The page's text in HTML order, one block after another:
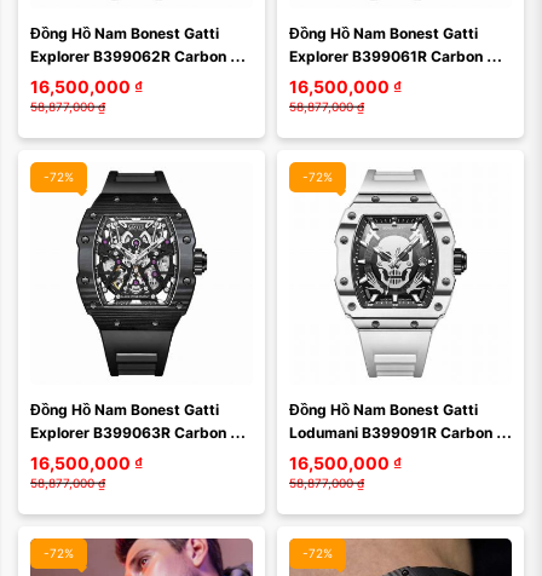
Đồng Hồ Nam Bonest Gatti
Explorer B399062R Carbon
Màu Xanh Trắng
16,500,000 ₫
58,877,000 ₫
Đồng Hồ Nam Bonest Gatti
Explorer B399061R Carbon
Màu Đỏ Trắng
16,500,000 ₫
58,877,000 ₫
-72%
Xóa
Đồng Hồ Nam Bonest Gatti
Explorer B399063R Carbon
Màu Đen
16,500,000 ₫
58,877,000 ₫
-72%
Xóa
Đồng Hồ Nam Bonest Gatti
Lodumani B399091R Carbon
Màu Bạc
16,500,000 ₫
58,877,000 ₫
-72%
Màu mặt:
Xóa
-72%
Màu mặt:
Xóa